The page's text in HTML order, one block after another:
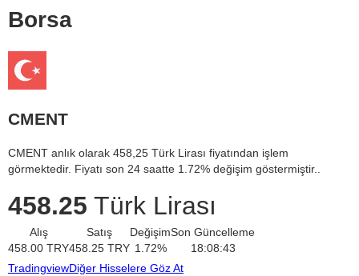
Borsa
CMENT
CMENT anlık olarak 458,25 Türk Lirası fiyatından işlem
görmektedir. Fiyatı son 24 saatte 1.72% değişim göstermiştir..
458.25 Türk Lirası
Alış
458.00 TRY
Satış
458.25 TRY
Değişim
1.72%
Son Güncelleme
18:08:43
TradingviewDiğer Hisselere Göz At